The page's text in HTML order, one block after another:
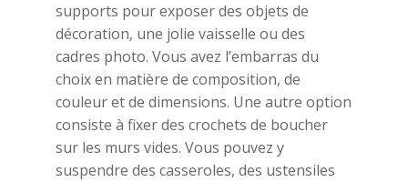
supports pour exposer des objets de
décoration, une jolie vaisselle ou des
cadres photo. Vous avez l’embarras du
choix en matière de composition, de
couleur et de dimensions. Une autre option
consiste à fixer des crochets de boucher
sur les murs vides. Vous pouvez y
suspendre des casseroles, des ustensiles